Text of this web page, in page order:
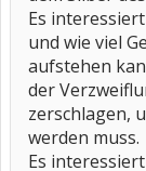
Es
und wie viel
aufstehen
der
zerschlagen,
werden muss.
Es